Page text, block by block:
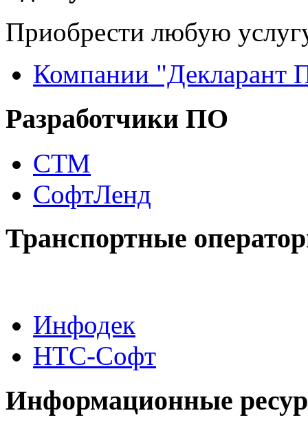
Приобрести любую
Компании "Декларант
Разработчики ПО
СТМ
СофтЛенд
Транспортные
Инфодек
НТС-Софт
Информационные